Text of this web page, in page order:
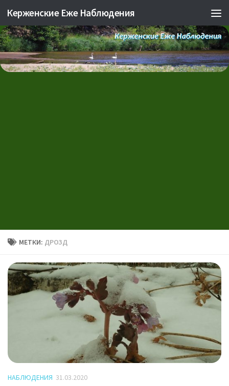
Skip to content
Керженские Еже Наблюдения
МЕТКИ: ДРОЗД
НАБЛЮДЕНИЯ 31.03.2020